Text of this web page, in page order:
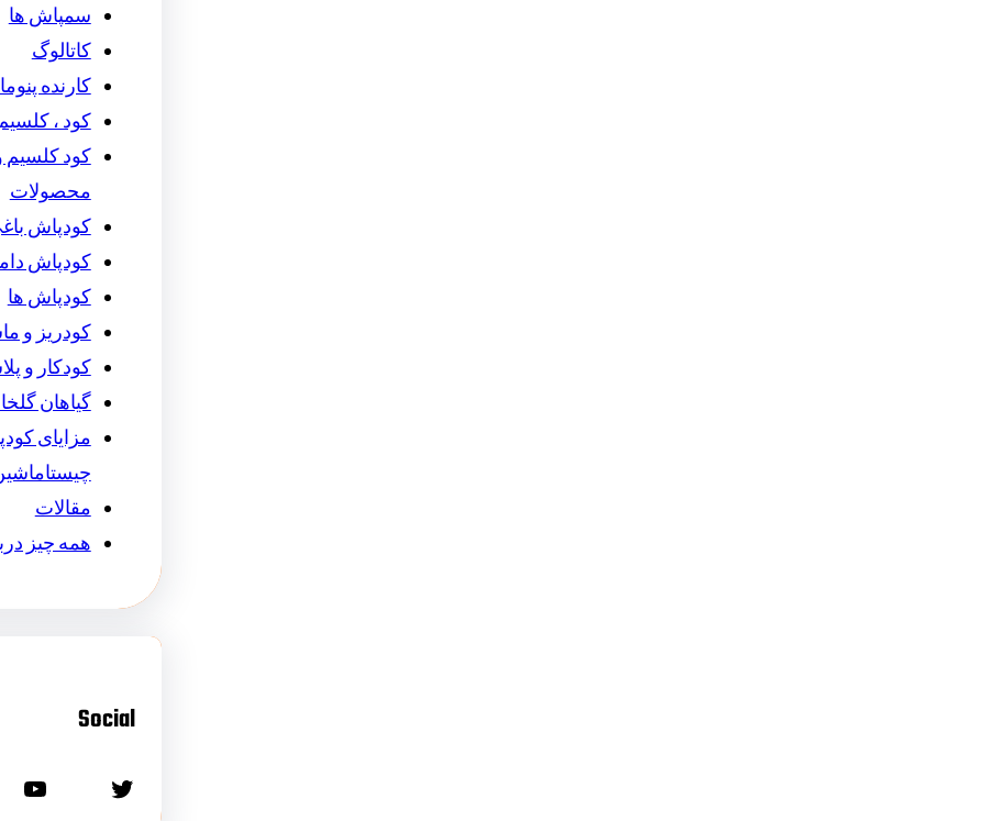
سمپاش ها
کاتالوگ
کارنده
کود ،
کود کلسیم
محصولات
کودپاش
کودپاش
کودپاش ها
کودریز و
کودکار و
گیاهان
مزایای
مقالات
همه چیز
Social